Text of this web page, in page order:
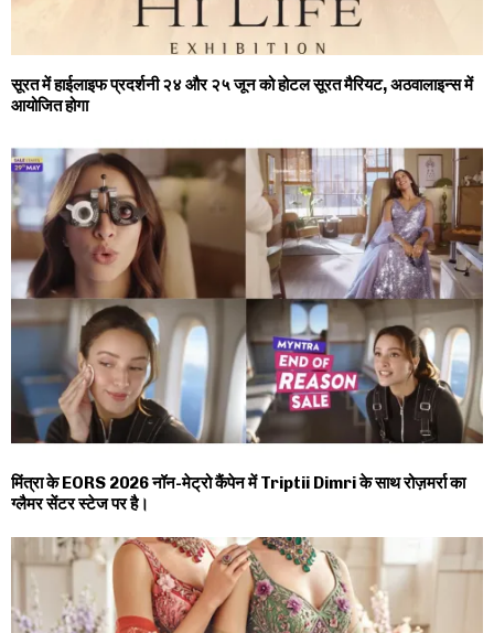
सूरत में हाईलाइफ प्रदर्शनी २४ और २५ जून को होटल सूरत मैरियट, अठवालाइन्स में
आयोजित होगा
मिंत्रा के EORS 2026 नॉन-मेट्रो कैंपेन में Triptii Dimri के साथ रोज़मर्रा का
ग्लैमर सेंटर स्टेज पर है।